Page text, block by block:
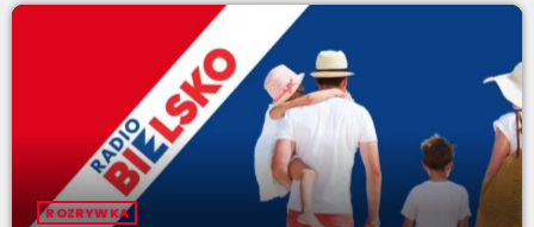
ROZRYWKA